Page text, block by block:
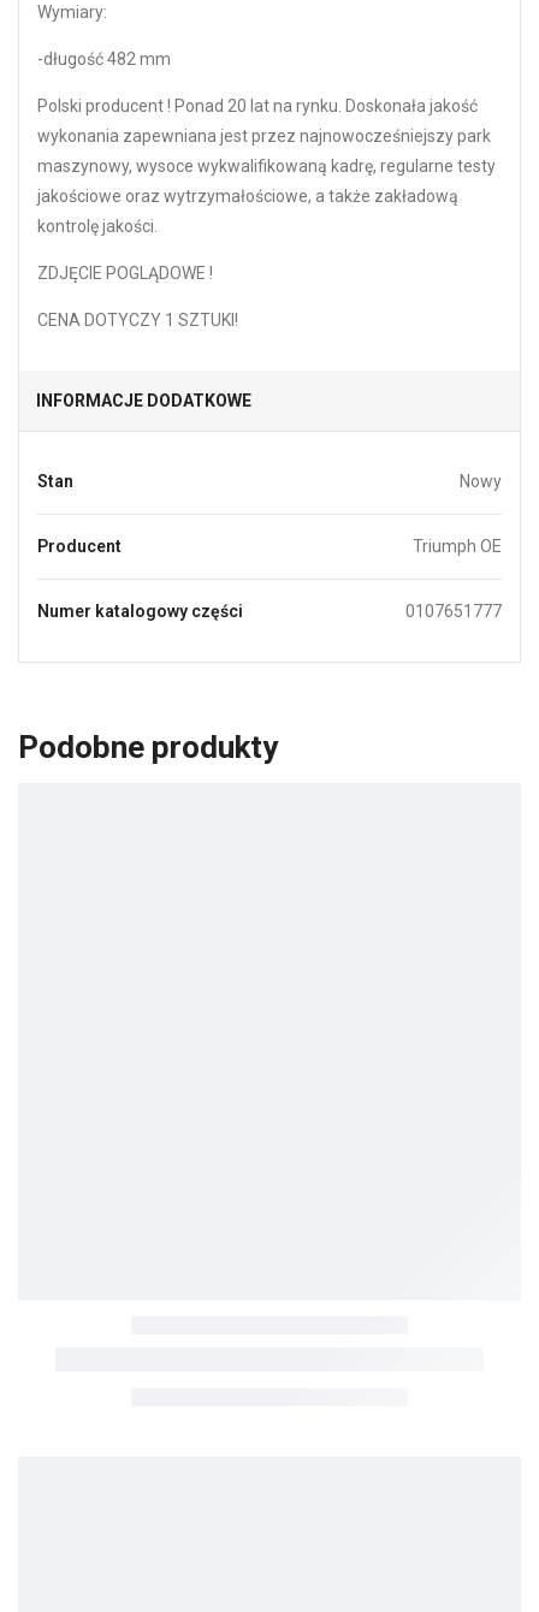
Wymiary:
-długość 482 mm
Polski producent ! Ponad 20 lat na rynku. Doskonała jakość
wykonania zapewniana jest przez najnowocześniejszy park
maszynowy, wysoce wykwalifikowaną kadrę, regularne testy
jakościowe oraz wytrzymałościowe, a także zakładową
kontrolę jakości.
ZDJĘCIE POGLĄDOWE !
CENA DOTYCZY 1 SZTUKI!
INFORMACJE DODATKOWE
Stan Nowy
Producent Triumph OE
Numer katalogowy części 0107651777
Podobne produkty